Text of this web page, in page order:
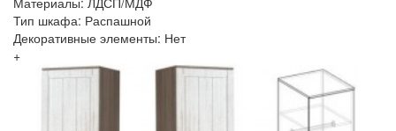
Тип шкафа: Распашной
Декоративные элементы: Нет
+